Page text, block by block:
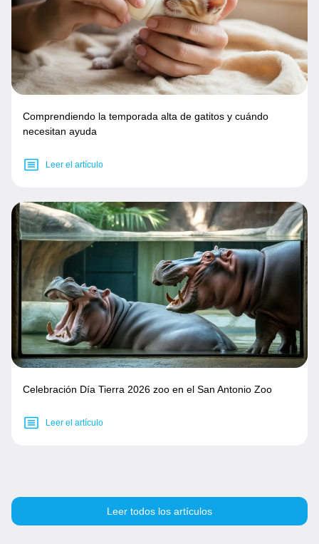
Comprendiendo la temporada alta de gatitos y cuándo
necesitan ayuda
Leer el artículo
Celebración Día Tierra 2026 zoo en el San Antonio Zoo
Leer el artículo
Leer todos los artículos